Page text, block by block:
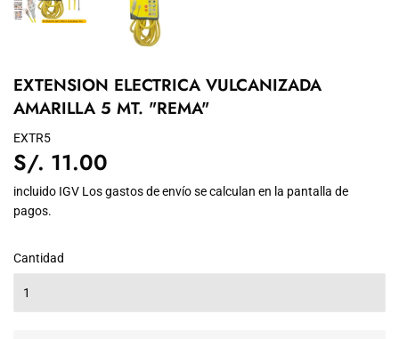
EXTENSION ELECTRICA VULCANIZADA
AMARILLA 5 MT. "REMA"
EXTR5
S/. 11.00
11.00
incluido IGV Losgastos de envíose calculan en la pantalla de
pagos.
Cantidad